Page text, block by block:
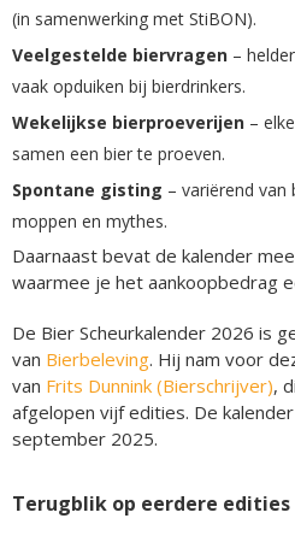
(in samenwerking met StiBON).
Veelgestelde biervragen –
vaak opduiken bij bierdrinkers.
Wekelijkse bierproeverijen –
samen een bier te proeven.
Spontane gisting – variërend
moppen en mythes.
Daarnaast bevat de kalender
waarmee je het aankoopbedrag
De Bier Scheurkalender 2026 is
van Bierbeleving. Hij nam voor
van Frits Dunnink (Bierschrijver),
afgelopen vijf edities. De
september 2025.
Terugblik op eerdere edities